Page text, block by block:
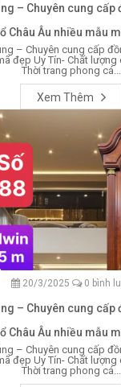
– Chuyên cung
Châu Âu nhiều mẫu
– Chuyên cung cấp
đẹp Uy Tín- Chất
Thời trang phong cá...
Xem Thêm
20/3/2025 0 bình
– Chuyên cung
Châu Âu nhiều mẫu
– Chuyên cung cấp
đẹp Uy Tín- Chất
Thời trang phong cá...